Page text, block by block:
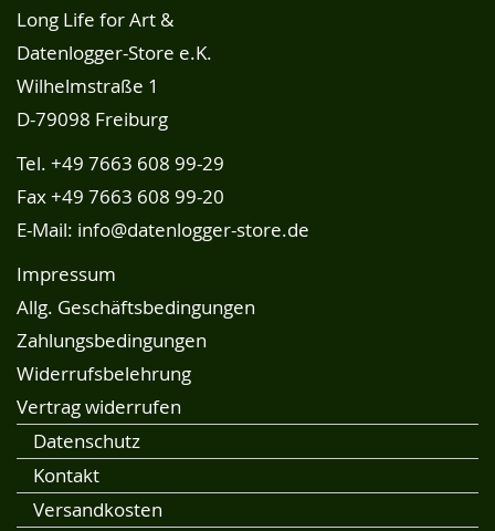
Long Life for Art &
Datenlogger-Store e.K.
Wilhelmstraße 1
D-79098 Freiburg
Tel. +49 7663 608 99-29
Fax +49 7663 608 99-20
E-Mail: info@datenlogger-store.de
Impressum
Allg. Geschäftsbedingungen
Zahlungsbedingungen
Widerrufsbelehrung
Vertrag widerrufen
Datenschutz
Kontakt
Versandkosten